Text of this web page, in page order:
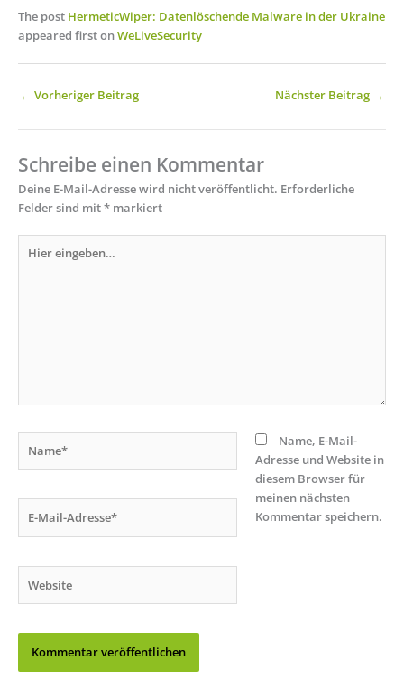
The post HermeticWiper: Datenlöschende Malware in der Ukraine
appeared first onWeLiveSecurity
← Vorheriger Beitrag Nächster Beitrag →
Schreibe einen Kommentar
Deine E-Mail-Adresse wird nicht veröffentlicht. Erforderliche
Felder sind mit* markiert
eingeben…
Mail-
Name, E-Mail-
Adresse und Website in
diesem Browser für
meinen nächsten
Kommentar speichern.